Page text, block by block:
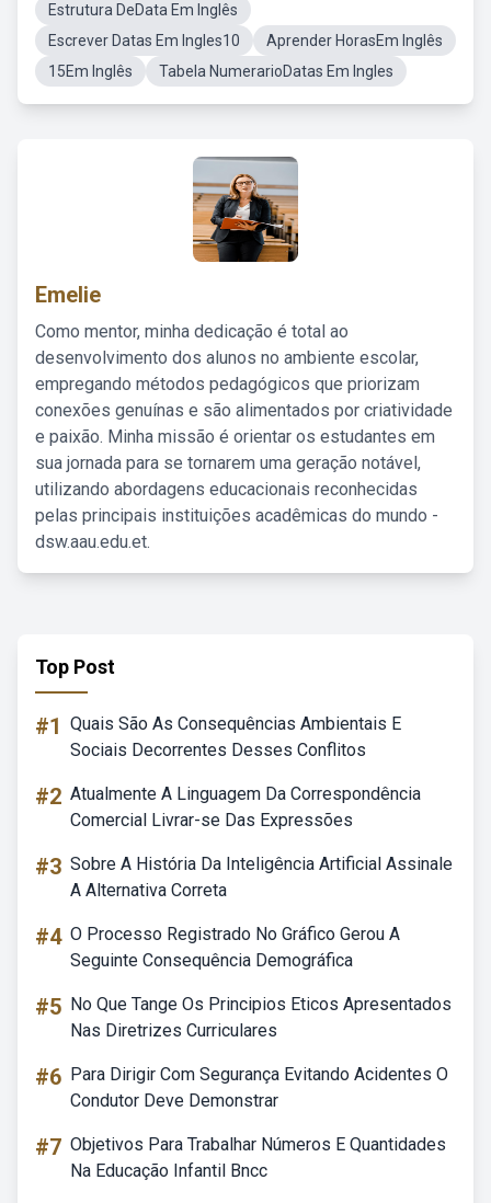
Estrutura DeData Em Inglês
Escrever Datas Em Ingles10
Aprender HorasEm Inglês
15Em Inglês
Tabela NumerarioDatas Em Ingles
Emelie
Como mentor, minha dedicação é total ao
desenvolvimento dos alunos no ambiente escolar,
empregando métodos pedagógicos que priorizam
conexões genuínas e são alimentados por criatividade
e paixão. Minha missão é orientar os estudantes em
sua jornada para se tornarem uma geração notável,
utilizando abordagens educacionais reconhecidas
pelas principais instituições acadêmicas do mundo -
dsw.aau.edu.et.
Top Post
#1 Quais São As Consequências Ambientais E
Sociais Decorrentes Desses Conflitos
#2 Atualmente A Linguagem Da Correspondência
Comercial Livrar-se Das Expressões
#3 Sobre A História Da Inteligência Artificial Assinale
A Alternativa Correta
#4 O Processo Registrado No Gráfico Gerou A
Seguinte Consequência Demográfica
#5 No Que Tange Os Principios Eticos Apresentados
Nas Diretrizes Curriculares
#6 Para Dirigir Com Segurança Evitando Acidentes O
Condutor Deve Demonstrar
#7 Objetivos Para Trabalhar Números E Quantidades
Na Educação Infantil Bncc